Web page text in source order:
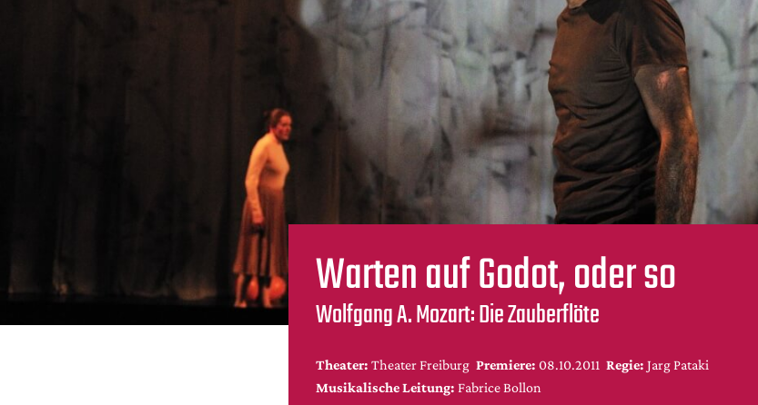
Warten auf Godot, oder so
Wolfgang A. Mozart: Die Zauberflöte
Theater: Theater Freiburg Premiere: 08.10.2011 Regie: Jarg Pataki
Musikalische Leitung: Fabrice Bollon